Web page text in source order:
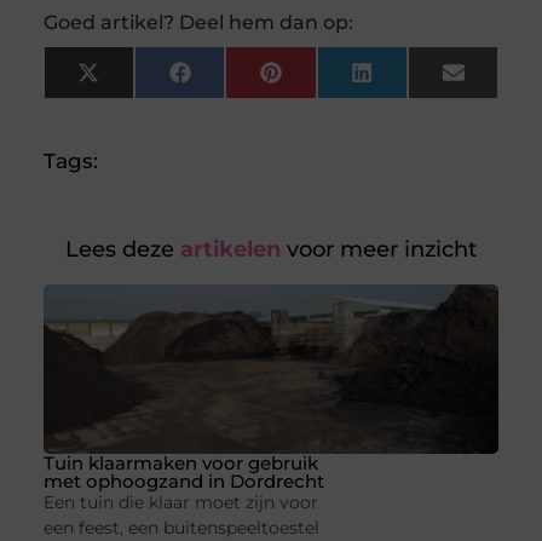
Goed artikel? Deel hem dan op:
X
(Twitter)
FacebookPinterestLinkedInEmail
Tags:
Lees deze artikelen voor meer inzicht
Tuin klaarmaken voor gebruik
met ophoogzand in Dordrecht
Een tuin die klaar moet zijn voor
een feest, een buitenspeeltoestel